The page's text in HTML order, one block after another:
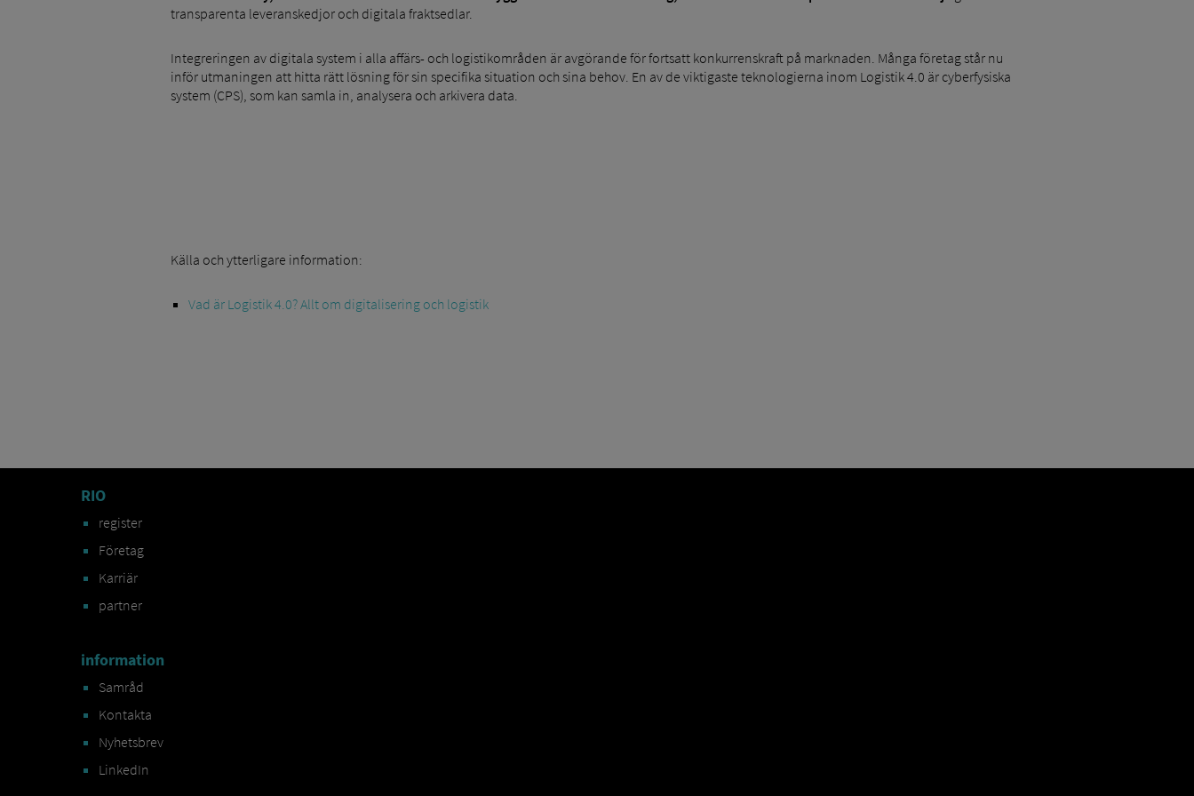
transparenta leveranskedjor och digitala fraktsedlar.
Integreringen av digitala system i alla affärs- och logistikområden är avgörande för fortsatt konkurrenskraft på marknaden. Många företag står nu
inför utmaningen att hitta rätt lösning för sin specifika situation och sina behov. En av de viktigaste teknologierna inom Logistik 4.0 är cyberfysiska
system (CPS), som kan samla in, analysera och arkivera data.
Källa och ytterligare information:
Vad är Logistik 4.0? Allt om digitalisering och logistik
RIO
register
Företag
Karriär
partner
information
Samråd
Kontakta
Nyhetsbrev
LinkedIn